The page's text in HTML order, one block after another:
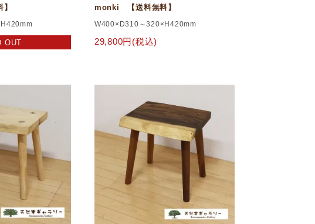
OUT
monki 【送料無料】
W400×D310～320×H420mm
29,800円(税込)